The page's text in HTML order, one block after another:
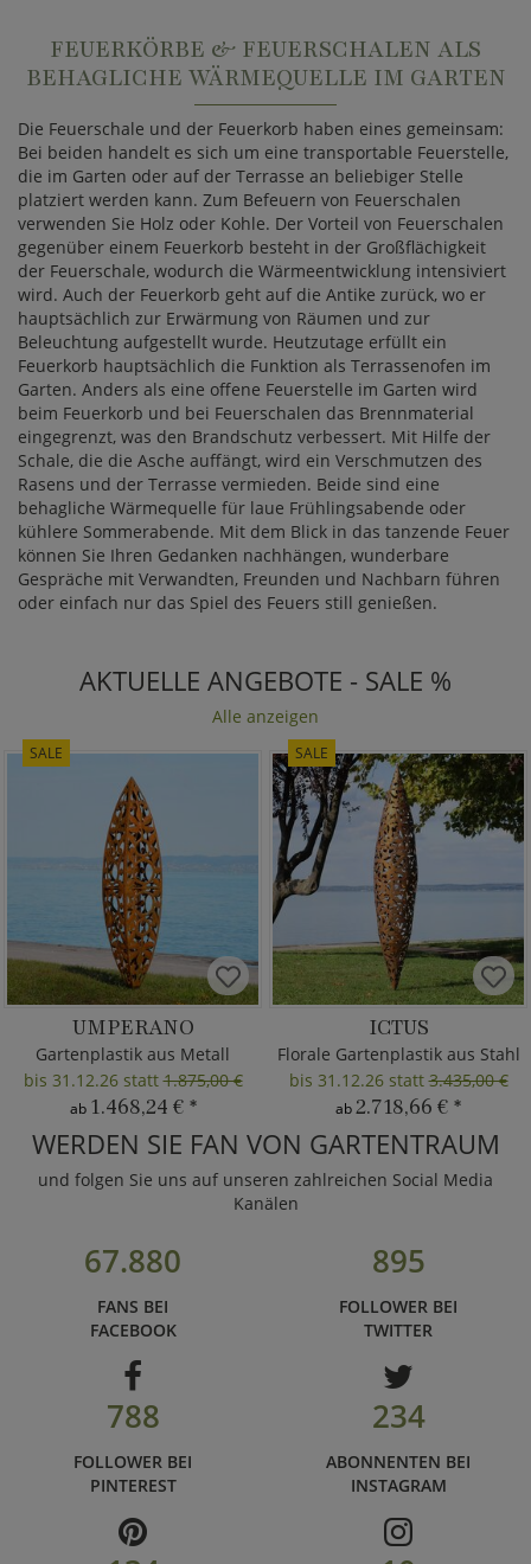
FEUERKÖRBE & FEUERSCHALEN ALS
BEHAGLICHE WÄRMEQUELLE IM GARTEN
Die Feuerschale und der Feuerkorb haben eines gemeinsam:
Bei beiden handelt es sich um eine transportable Feuerstelle,
die im Garten oder auf der Terrasse an beliebiger Stelle
platziert werden kann. Zum Befeuern von Feuerschalen
verwenden Sie Holz oder Kohle. Der Vorteil von Feuerschalen
gegenüber einem Feuerkorb besteht in der Großflächigkeit
der Feuerschale, wodurch die Wärmeentwicklung intensiviert
wird. Auch der Feuerkorb geht auf die Antike zurück, wo er
hauptsächlich zur Erwärmung von Räumen und zur
Beleuchtung aufgestellt wurde. Heutzutage erfüllt ein
Feuerkorb hauptsächlich die Funktion als Terrassenofen im
Garten. Anders als eine offene Feuerstelle im Garten wird
beim Feuerkorb und bei Feuerschalen das Brennmaterial
eingegrenzt, was den Brandschutz verbessert. Mit Hilfe der
Schale, die die Asche auffängt, wird ein Verschmutzen des
Rasens und der Terrasse vermieden. Beide sind eine
behagliche Wärmequelle für laue Frühlingsabende oder
kühlere Sommerabende. Mit dem Blick in das tanzende Feuer
können Sie Ihren Gedanken nachhängen, wunderbare
Gespräche mit Verwandten, Freunden und Nachbarn führen
oder einfach nur das Spiel des Feuers still genießen.
AKTUELLE ANGEBOTE - SALE %
Alle anzeigen
SALE
UMPERANO
Gartenplastik aus Metall
bis 31.12.26 statt1.875,00 €
ab 1.468,24 € *
SALE
ICTUS
Florale Gartenplastik aus Stahl
bis 31.12.26 statt3.435,00 €
ab2.718,66 € *
WERDEN SIE FAN VON GARTENTRAUM
und folgen Sie uns auf unseren zahlreichen Social Media
Kanälen
67.880
FANS BEI
FACEBOOK
895
FOLLOWER BEI
TWITTER
788
FOLLOWER BEI
PINTEREST
234
ABONNENTEN BEI
INSTAGRAM